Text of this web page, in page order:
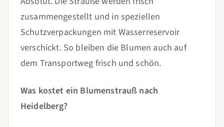
zusammengestellt und in speziellen
Schutzverpackungen mit Wasserreservoir
verschickt. So bleiben die Blumen auch auf
dem Transportweg frisch und schön.
Was kostet ein Blumenstrauß nach
Heidelberg?